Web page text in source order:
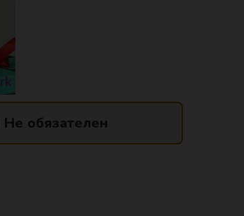
Не обязателен